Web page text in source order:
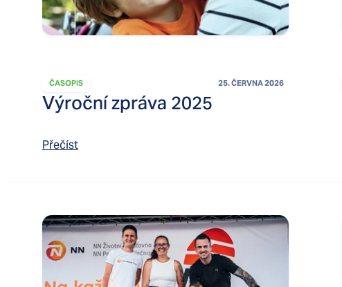
ČASOPIS 25. ČERVNA 2026
Výroční zpráva 2025
Přečíst